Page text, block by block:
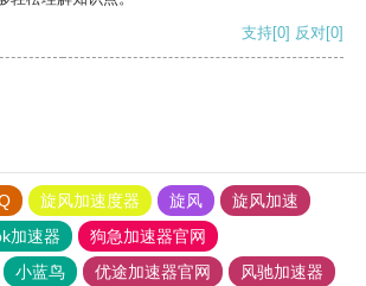
支持[0] 反对[0]
旋风加速度器 旋风
旋风加速
加速器
狗急加速器官网
小蓝鸟 优途加速器官网
风驰加速器